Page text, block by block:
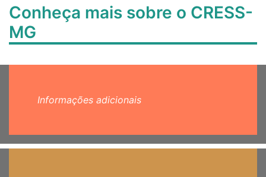
Conheça mais sobre o CRESS-
MG
Informações adicionais